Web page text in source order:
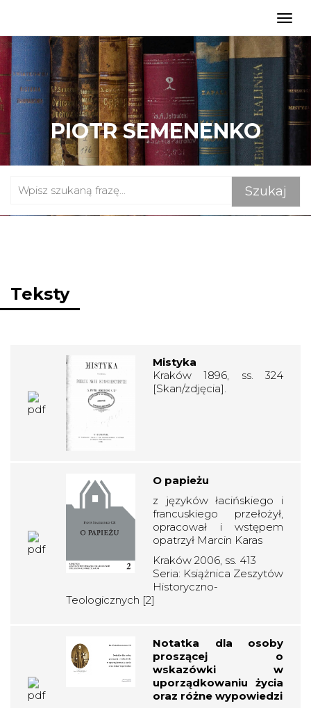
PIOTR SEMENENKO
Teksty
Mistyka
Kraków 1896, ss. 324
[Skan/zdjęcia].
O papieżu
z języków łacińskiego i
francuskiego przełożył,
opracował i wstępem
opatrzył Marcin Karas
Kraków 2006, ss. 413
Seria: Książnica Zeszytów
Historyczno-
Teologicznych [2]
Notatka dla osoby
proszącej o
wskazówki w
uporządkowaniu życia
oraz różne wypowiedzi